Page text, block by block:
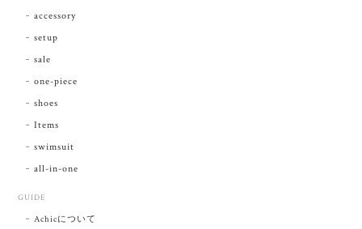
accessory
setup
sale
one-piece
shoes
Items
swimsuit
all-in-one
GUIDE
Achicについて